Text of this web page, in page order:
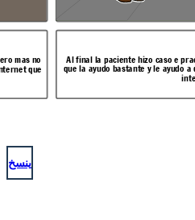
mas no
que
Al final la paciente hizo caso e
que la ayudo bastante y le ayudo
ينسخ